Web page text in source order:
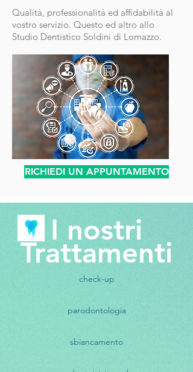
Qualità, professionalità ed affidabilità al
vostro servizio. Questo ed altro allo
Studio Dentistico Soldini di Lomazzo.
RICHIEDI UN APPUNTAMENTO
I nostri
Trattamenti
check-up
parodontologia
sbiancamento